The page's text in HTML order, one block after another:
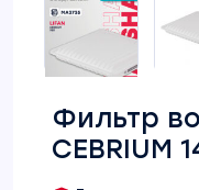
Фильтр
CEBRIUM